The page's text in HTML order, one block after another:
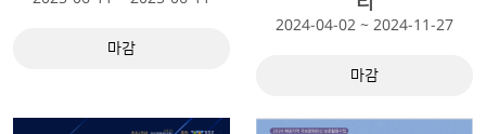
마감
2024-04-02 ~ 2024-11-27
마감